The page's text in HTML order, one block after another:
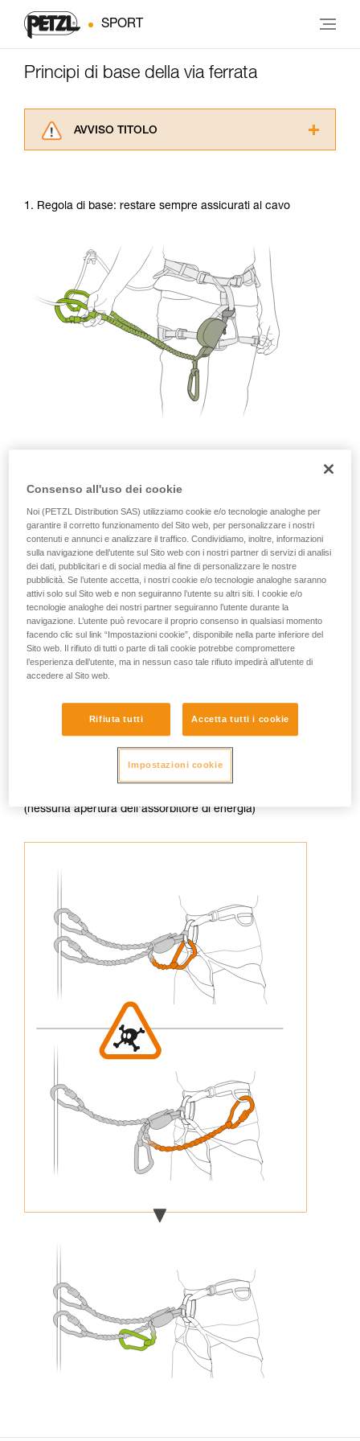
SPORT
Principi di base della via ferrata
AVVISO TITOLO
informazioni dell’istruzione tecnica per poter
formazione ed un addestramento specifico.
Verificate con un professionista la vostra
capacità di rifare la manovra, da soli, in piena
sicurezza, prima di riprodurla autonomamente.
Forniamo esempi di tecniche relative alla vostra
attività. Ne possono esistere altre che non
vengono qui descritte.
1. Regola di base: restare sempre assicurati al cavo
2. Una sola persona per segmento di cavo
(nessuna apertura dell'assorbitore di energia)
Consenso all'uso dei cookie
Noi (PETZL Distribution SAS) utilizziamo cookie e/o tecnologie analoghe per
garantire il corretto funzionamento del Sito web, per personalizzare i nostri
contenuti e annunci e analizzare il traffico. Condividiamo, inoltre, informazioni
sulla navigazione dell’utente sul Sito web con i nostri partner di servizi di analisi
dei dati, pubblicitari e di social media al fine di personalizzare le nostre
pubblicità. Se l’utente accetta, i nostri cookie e/o tecnologie analoghe saranno
attivi solo sul Sito web e non seguiranno l’utente su altri siti. I cookie e/o
tecnologie analoghe dei nostri partner seguiranno l’utente durante la
navigazione. L’utente può revocare il proprio consenso in qualsiasi momento
facendo clic sul link “Impostazioni cookie”, disponibile nella parte inferiore del
Sito web. Il rifiuto di tutti o parte di tali cookie potrebbe compromettere
l’esperienza dell’utente, ma in nessun caso tale rifiuto impedirà all’utente di
accedere al Sito web.
Rifiuta tutti Accetta tutti i cookie
Impostazioni cookie